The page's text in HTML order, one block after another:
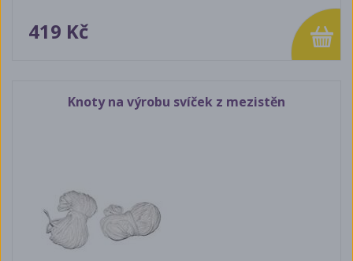
419 Kč
Knoty na výrobu svíček z mezistěn